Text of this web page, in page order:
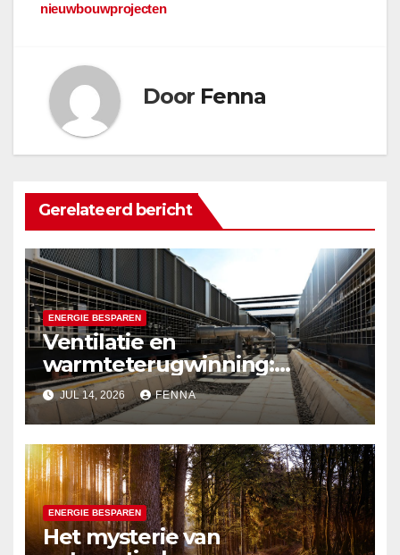
nieuwbouwprojecten
Door Fenna
Gerelateerd bericht
ENERGIE BESPAREN
Ventilatie en
warmteterugwinning:
zomerinstallaties voor
comfort
JUL 14, 2026 FENNA
ENERGIE BESPAREN
Het mysterie van